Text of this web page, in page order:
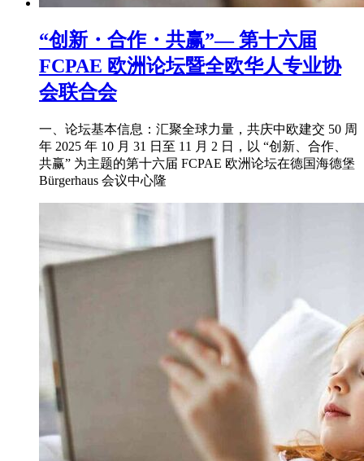
“创新・合作・共赢”— 第十六届
FCPAE 欧洲论坛暨全欧华人专业协
会联合会
一、论坛基本信息：汇聚全球力量，共庆中欧建交 50 周
年 2025 年 10 月 31 日至 11 月 2 日，以 “创新、合作、
共赢” 为主题的第十六届 FCPAE 欧洲论坛在德国海德堡
Bürgerhaus 会议中心隆